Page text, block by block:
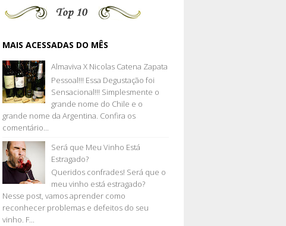
MAIS ACESSADAS DO MÊS
Almaviva X Nicolas Catena Zapata
Pessoal!!! Essa Degustação foi
Sensacional!!! Simplesmente o
grande nome do Chile e o
grande nome da Argentina. Confira os
comentário...
Será que Meu Vinho Está
Estragado?
Queridos confrades! Será que o
meu vinho está estragado?
Nesse post, vamos aprender como
reconhecer problemas e defeitos do seu
vinho. F...